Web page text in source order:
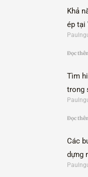
Khả
ép tại
Đọc
Tìm
trong
Đọc
Các
dựng